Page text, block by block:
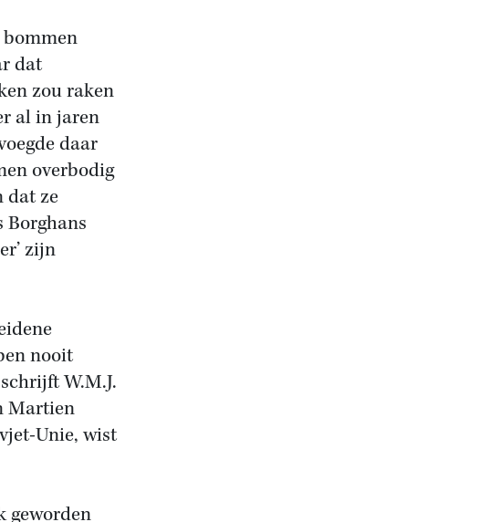
dat
zou raken
al in jaren
daar
overbodig
dat ze
Borghans
zijn
nooit
W.M.J.
Martien
Unie, wist
geworden